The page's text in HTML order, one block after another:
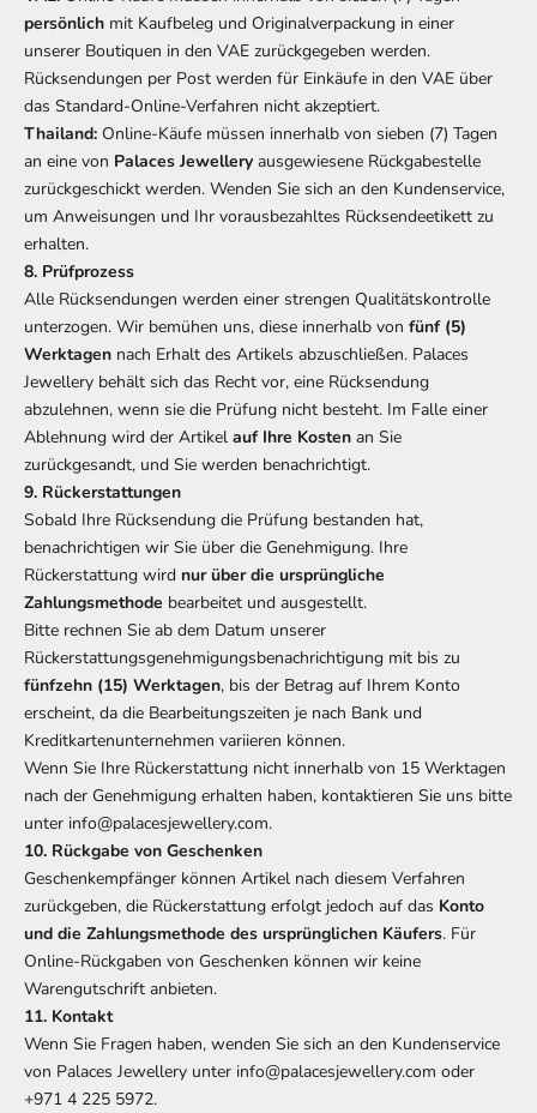
persönlich mit Kaufbeleg und Originalverpackung in einer
unserer Boutiquen in den VAE zurückgegeben werden.
Rücksendungen per Post werden für Einkäufe in den VAE über
das Standard-Online-Verfahren nicht akzeptiert.
Thailand: Online-Käufe müssen innerhalb von sieben (7) Tagen
an eine von Palaces Jewellery ausgewiesene Rückgabestelle
zurückgeschickt werden. Wenden Sie sich an den Kundenservice,
um Anweisungen und Ihr vorausbezahltes Rücksendeetikett zu
erhalten.
8. Prüfprozess
Alle Rücksendungen werden einer strengen Qualitätskontrolle
unterzogen. Wir bemühen uns, diese innerhalb von fünf (5)
Werktagen nach Erhalt des Artikels abzuschließen. Palaces
Jewellery behält sich das Recht vor, eine Rücksendung
abzulehnen, wenn sie die Prüfung nicht besteht. Im Falle einer
Ablehnung wird der Artikel auf Ihre Kosten an Sie
zurückgesandt, und Sie werden benachrichtigt.
9. Rückerstattungen
Sobald Ihre Rücksendung die Prüfung bestanden hat,
benachrichtigen wir Sie über die Genehmigung. Ihre
Rückerstattung wird nur über die ursprüngliche
Zahlungsmethode bearbeitet und ausgestellt.
Bitte rechnen Sie ab dem Datum unserer
Rückerstattungsgenehmigungsbenachrichtigung mit bis zu
fünfzehn (15) Werktagen, bis der Betrag auf Ihrem Konto
erscheint, da die Bearbeitungszeiten je nach Bank und
Kreditkartenunternehmen variieren können.
Wenn Sie Ihre Rückerstattung nicht innerhalb von 15 Werktagen
nach der Genehmigung erhalten haben, kontaktieren Sie uns bitte
unter info@palacesjewellery.com.
10. Rückgabe von Geschenken
Geschenkempfänger können Artikel nach diesem Verfahren
zurückgeben, die Rückerstattung erfolgt jedoch auf das Konto
und die Zahlungsmethode des ursprünglichen Käufers. Für
Online-Rückgaben von Geschenken können wir keine
Warengutschrift anbieten.
11. Kontakt
Wenn Sie Fragen haben, wenden Sie sich an den Kundenservice
von Palaces Jewellery unter info@palacesjewellery.com oder
+971 4 225 5972.